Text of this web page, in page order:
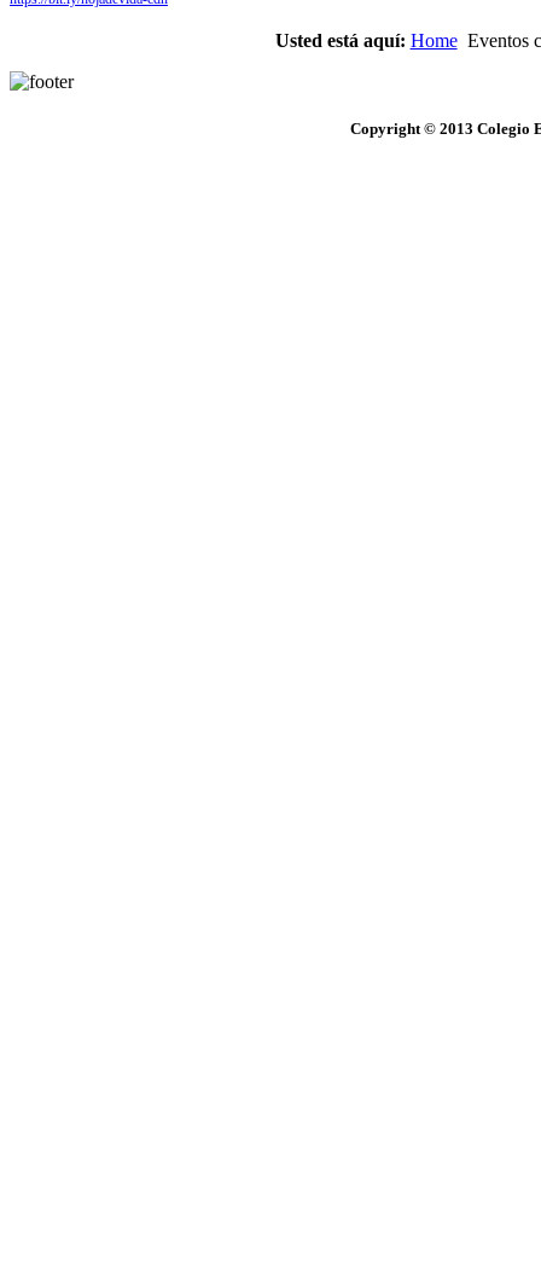
Usted está aquí: Home Eventos
Copyright © 2013 Colegio